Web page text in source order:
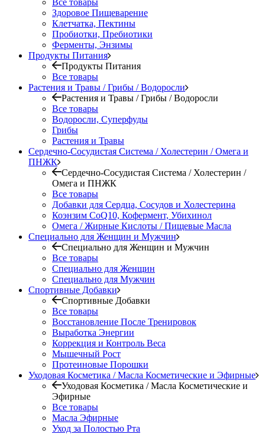
Все товары
Здоровое Пищеварение
Клетчатка, Пектины
Пробиотки, Пребиотики
Ферменты, Энзимы
Продукты Питания
Продукты Питания
Все товары
Растения и Травы / Грибы / Водоросли
Растения и Травы / Грибы / Водоросли
Все товары
Водоросли, Суперфуды
Грибы
Растения и Травы
Сердечно-Сосудистая Система / Холестерин / Омега и
ПНЖК
Сердечно-Сосудистая Система / Холестерин /
Омега и ПНЖК
Все товары
Добавки для Сердца, Сосудов и Холестерина
Коэнзим CoQ10, Кофермент, Убихинол
Омега / Жирные Кислоты / Пищевые Масла
Специально для Женщин и Мужчин
Специально для Женщин и Мужчин
Все товары
Специально для Женщин
Специально для Мужчин
Спортивные Добавки
Спортивные Добавки
Все товары
Восстановление После Тренировок
Выработка Энергии
Коррекция и Контроль Веса
Мышечный Рост
Протеиновые Порошки
Уходовая Косметика / Масла Косметические и Эфирные
Уходовая Косметика / Масла Косметические и
Эфирные
Все товары
Масла Эфирные
Уход за Полостью Рта